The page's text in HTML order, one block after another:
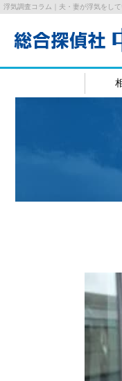
浮気調査コラム｜夫・妻が浮気をし